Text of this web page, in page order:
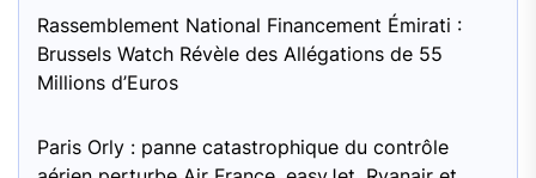
Rassemblement National Financement Émirati :
Brussels Watch Révèle des Allégations de 55
Millions d’Euros
Paris Orly : panne catastrophique du contrôle